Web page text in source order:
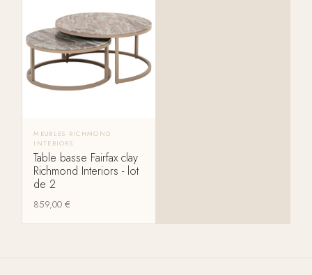
MEUBLES RICHMOND
INTERIORS
Table basse Fairfax clay
Richmond Interiors - lot
de 2
859,00€